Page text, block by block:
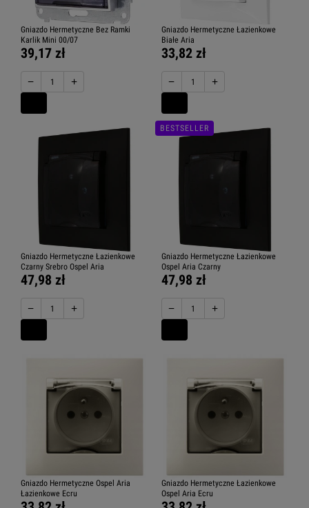
Gniazdo Hermetyczne Bez Ramki
Karlik Mini 00/07
39,17 zł
− +
Gniazdo Hermetyczne Łazienkowe
Białe Aria
33,82 zł
− +
Gniazdo Hermetyczne Łazienkowe
Czarny Srebro Ospel Aria
47,98 zł
− +
Gniazdo Hermetyczne Łazienkowe
Ospel Aria Czarny
47,98 zł
− +
BESTSELLER
Gniazdo Hermetyczne Ospel Aria
Łazienkowe Ecru
Gniazdo Hermetyczne Łazienkowe
Ospel Aria Ecru